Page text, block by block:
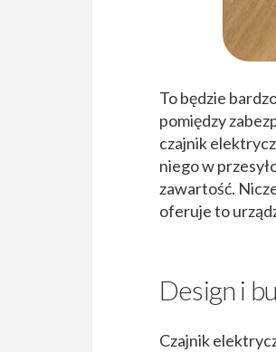
To będzie
pomiędzy
czajnik
niego w
zawartość.
oferuje to
Design i
Czajnik